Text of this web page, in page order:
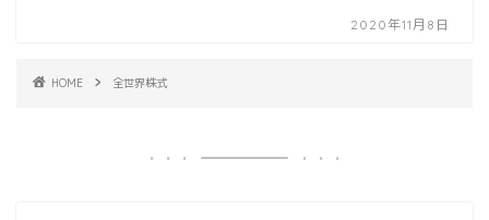
2020年11月8日
HOME 全世界株式